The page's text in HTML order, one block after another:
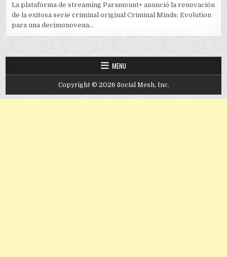
La plataforma de streaming Paramount+ anunció la renovación
de la exitosa serie criminal original Criminal Minds: Evolution
para una decimonovena...
MENU
Copyright © 2026 Social Mesh, Inc.